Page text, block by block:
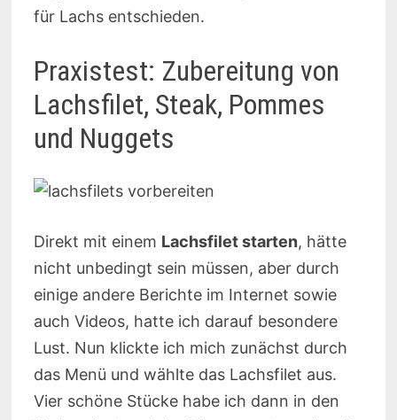
für Lachs entschieden.
Praxistest: Zubereitung von
Lachsfilet, Steak, Pommes
und Nuggets
Direkt mit einem Lachsfilet starten, hätte
nicht unbedingt sein müssen, aber durch
einige andere Berichte im Internet sowie
auch Videos, hatte ich darauf besondere
Lust. Nun klickte ich mich zunächst durch
das Menü und wählte das Lachsfilet aus.
Vier schöne Stücke habe ich dann in den